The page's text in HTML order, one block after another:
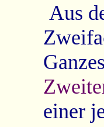
Aus
einer